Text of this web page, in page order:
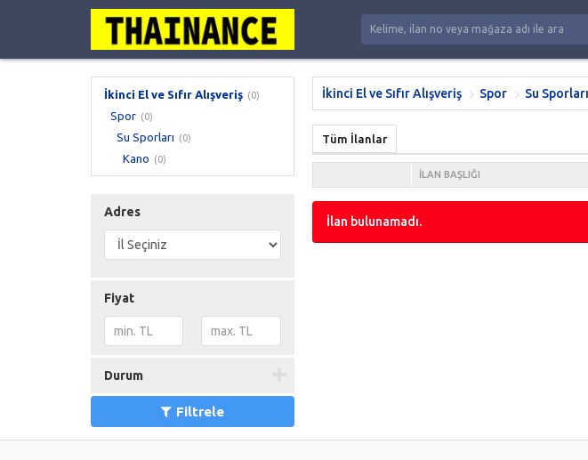
İkinci El ve Sıfır Alışveriş (0)
Spor (0)
Su Sporları (0)
Kano (0)
Adres
Fiyat
Durum
Filtrele
İkinci El ve Sıfır Alışveriş Spor Su Sporları
Tüm İlanlar
İLAN BAŞLIĞI
İlan bulunamadı.